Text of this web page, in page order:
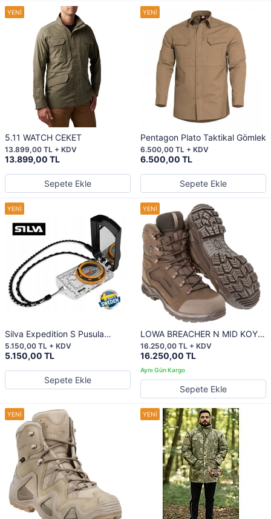
5.11 WATCH CEKET
13.899,00 TL
13.899,00 TL + KDV
Sepete Ekle
Pentagon Plato Taktikal Gömlek
6.500,00 TL
6.500,00 TL + KDV
Sepete Ekle
Silva Expedition S Pusula
Orginal
5.150,00 TL
5.150,00 TL + KDV
Sepete Ekle
LOWA BREACHER N MID KOYU
KAHVE BOT
16.250,00 TL
16.250,00 TL + KDV
Sepete Ekle